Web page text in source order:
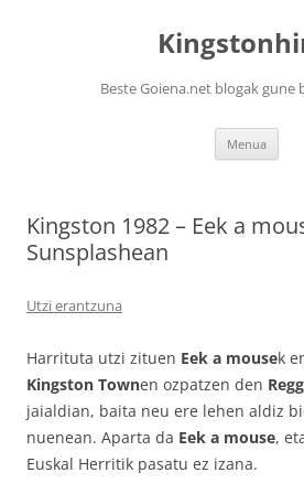
Beste Goiena.net blogak gune
Menua
Kingston 1982 – Eek a
Sunsplashean
Utzi erantzuna
Harrituta utzi zituen Eek a mousek
Kingston Townen ozpatzen den
jaialdian, baita neu ere lehen aldiz
nuenean. Aparta da Eek a mouse,
Euskal Herritik pasatu ez izana.